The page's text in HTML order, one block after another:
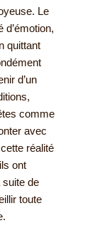
Le
quittant
d’un
comme
avec
réalité
ont
suite de
toute